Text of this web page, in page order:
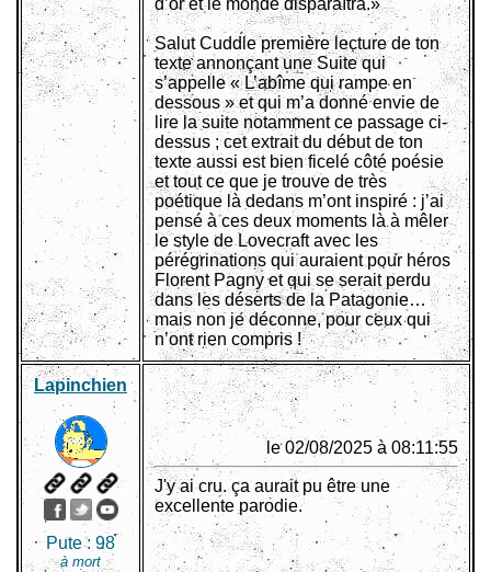
d’or et le monde disparaîtra.»
Salut Cuddle première lecture de ton
texte annonçant une Suite qui
s’appelle « L’abîme qui rampe en
dessous » et qui m’a donné envie de
lire la suite notamment ce passage ci-
dessus ; cet extrait du début de ton
texte aussi est bien ficelé côté poésie
et tout ce que je trouve de très
poétique là dedans m’ont inspiré : j’ai
pensé à ces deux moments là à mêler
le style de Lovecraft avec les
pérégrinations qui auraient pour héros
Florent Pagny et qui se serait perdu
dans les déserts de la Patagonie…
mais non je déconne, pour ceux qui
n’ont rien compris !
Lapinchien
Pute : 98
à mort
le 02/08/2025 à 08:11:55
J'y ai cru. ça aurait pu être une
excellente parodie.